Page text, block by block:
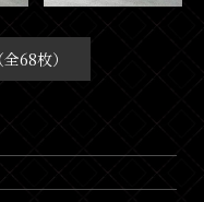
68枚）